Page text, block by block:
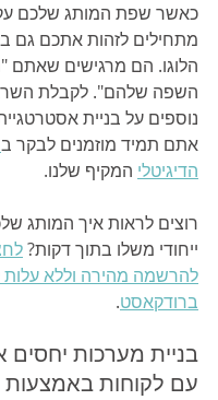
כאשר שפת המותג שלכם
מתחילים לזהות אתכם גם
הלוגו. הם מרגישים שאתם
השפה שלהם". לקבלת
נוספים על בניית
אתם תמיד מוזמנים לבקר ב
הדיגיטלי המקיף שלנו.
רוצים לראות איך המותג
ייחודי משלו בתוך דקות?
להרשמה מהירה וללא
ברודקאסט.
בניית מערכות יחסים
עם לקוחות באמצעות